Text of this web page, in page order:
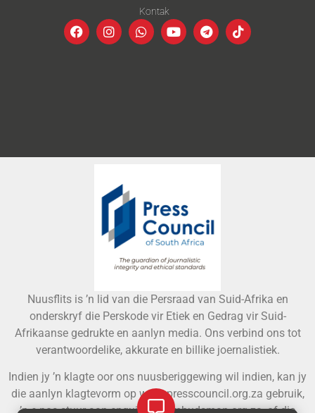
Kontak
Nuusflits is ’n lid van die Persraad van Suid-Afrika en
onderskryf die Perskode vir Etiek en Gedrag vir Suid-
Afrikaanse gedrukte en aanlyn media. Ons verbind ons tot
verantwoordelike, akkurate en billike joernalistiek.
Indien jy ’n klagte oor ons nuusberiggewing wil indien, kan jy
die aanlyn klagtevorm op www.presscouncil.org.za gebruik,